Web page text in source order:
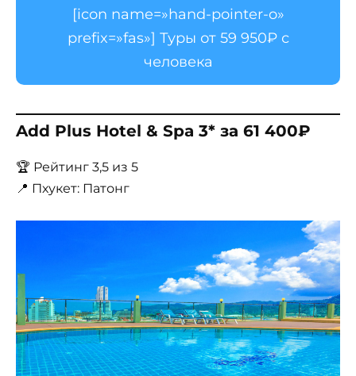
[icon name=»hand-pointer-o»
prefix=»fas»] Туры от 59 950₽ с
человека
Add Plus Hotel & Spa 3* за 61 400₽
🏆 Рейтинг 3,5 из 5
📍 Пхукет: Патонг